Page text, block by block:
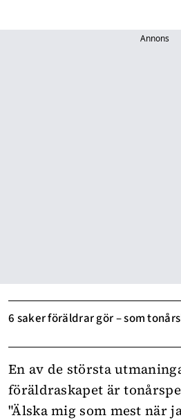
Annons
6 saker föräldrar gör – som
En av de största
föräldraskapet är
"Älska mig som mest när